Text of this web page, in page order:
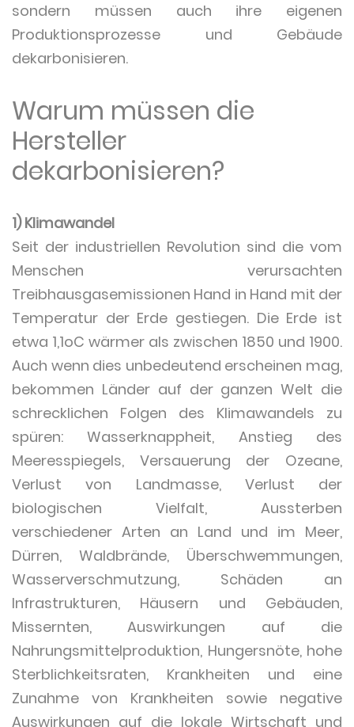
sondern müssen auch ihre eigenen
Produktionsprozesse und Gebäude
dekarbonisieren.
Warum müssen die
Hersteller
dekarbonisieren?
1) Klimawandel
Seit der industriellen Revolution sind die vom
Menschen verursachten
Treibhausgasemissionen Hand in Hand mit der
Temperatur der Erde gestiegen. Die Erde ist
etwa 1,1oC wärmer als zwischen 1850 und 1900.
Auch wenn dies unbedeutend erscheinen mag,
bekommen Länder auf der ganzen Welt die
schrecklichen Folgen des Klimawandels zu
spüren: Wasserknappheit, Anstieg des
Meeresspiegels, Versauerung der Ozeane,
Verlust von Landmasse, Verlust der
biologischen Vielfalt, Aussterben
verschiedener Arten an Land und im Meer,
Dürren, Waldbrände, Überschwemmungen,
Wasserverschmutzung, Schäden an
Infrastrukturen, Häusern und Gebäuden,
Missernten, Auswirkungen auf die
Nahrungsmittelproduktion, Hungersnöte, hohe
Sterblichkeitsraten, Krankheiten und eine
Zunahme von Krankheiten sowie negative
Auswirkungen auf die lokale Wirtschaft und